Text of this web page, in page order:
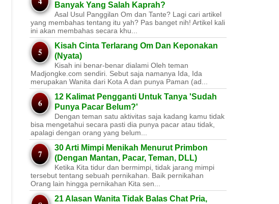
Banyak Yang Salah Kaprah?
Asal Usul Panggilan Om dan Tante? Lagi cari artikel
yang membahas tentang itu yah? Pas banget nih! Artikel kali
ini akan membahas secara khu...
Kisah Cinta Terlarang Om Dan Keponakan
(Nyata)
Kisah ini benar-benar dialami Oleh teman
Madjongke.com sendiri. Sebut saja namanya Ida, Ida
merupakan Wanita dari Kota A dan punya Paman (ad...
12 Kalimat Pengganti Untuk Tanya 'Sudah
Punya Pacar Belum?'
Dengan teman satu aktivitas saja kadang kamu tidak
bisa mengetahui secara pasti dia punya pacar atau tidak,
apalagi dengan orang yang belum...
30 Arti Mimpi Menikah Menurut Primbon
(Dengan Mantan, Pacar, Teman, DLL)
Ketika Kita tidur dan bermimpi, tidak jarang mimpi
tersebut tentang sebuah pernikahan. Baik pernikahan
Orang lain hingga pernikahan Kita sen...
21 Alasan Wanita Tidak Balas Chat Pria,